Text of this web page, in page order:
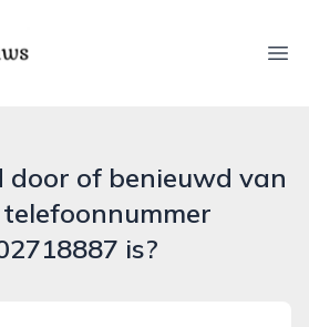
door of benieuwd van
is?